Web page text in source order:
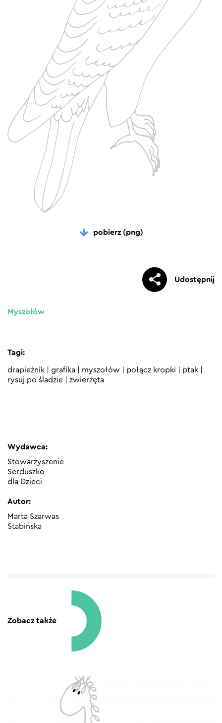
pobierz (png)
Udostępnij
Myszołów
Tagi:
drapieżnik grafika myszołów połącz kropki ptak
rysuj po śladzie
zwierzęta
Wydawca:
Stowarzyszenie
Serduszko
dla Dzieci
Autor:
Marta Szarwas
Stabińska
Zobacz także